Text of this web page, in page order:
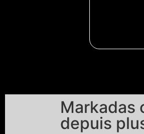
Markadas
depuis